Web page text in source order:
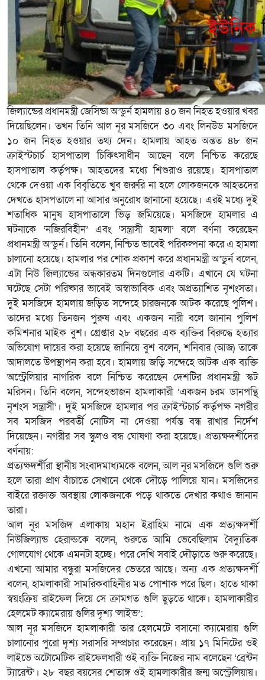
জিল্যান্ডের প্রধানমন্ত্রী জেসিন্ডা অ’ডুর্ন হামলায় ৪০ জন নিহত হওয়ার খবর
দিয়েছিলেন। তখন তিনি আল নূর মসজিদে ৩০ এবং লিনউড মসজিদে
১০ জন নিহত হওয়ার তথ্য দেন। হামলায় আহত অন্তত ৪৮ জন
ক্রাইস্টচার্চ হাসপাতাল চিকিৎসাধীন আছেন বলে নিশ্চিত করেছে
হাসপাতাল কর্তৃপক্ষ। আহতদের মধ্যে শিশুরাও রয়েছে। হাসপাতাল
থেকে দেওয়া এক বিবৃতিতে খুব জরুরি না হলে লোকজনকে আহতদের
দেখতে হাসপতালে না আসার অনুরোধ জানানো হয়েছে। এরই মধ্যে দুই
শতাধিক মানুষ হাসপাতালে ভিড় জমিয়েছে। মসজিদে হামলার এ
ঘটনাকে ‘নজিরবিহীন’ এবং ‘সন্ত্রাসী হামলা’ বলে বর্ণনা করেছেন
প্রধানমন্ত্রী অ’ডুর্ন। তিনি বলেন, নিশ্চিত ভাবেই পরিকল্পনা করে এ হামলা
চালানো হয়েছে। হামলার পর শোক প্রকাশ করে প্রধানমন্ত্রী অ’ডুর্ন বলেন,
এটা নিউ জিল্যান্ডের অন্ধকারতম দিনগুলোর একটি। এখানে যে ঘটনা
ঘটেছে সেটা পরিষ্কার ভাবেই অস্বাভাবিক এবং অপ্রত্যাশিত নৃশংসতা।
দুই মসজিদে হামলায় জড়িত সন্দেহে চারজনকে আটক করেছে পুলিশ।
তাদের মধ্যে তিনজন পুরুষ এবং একজন নারী বলে জানান পুলিশ
কমিশনার মাইক বুশ। গ্রেপ্তার ২৮ বছরের এক ব্যক্তির বিরুদ্ধে হত্যার
অভিযোগ দায়ের করা হয়েছে জানিয়ে বুশ বলেন, শনিবার (আজ) তাকে
আদালতে উপস্থাপন করা হবে। হামলায় জড়ি সন্দেহে আটক এক ব্যক্তি
অস্ট্রেলিয়ার নাগরিক বলে নিশ্চিত করেছেন দেশটির প্রধানমন্ত্রী স্কট
মরিসন। তিনি বলেন, সন্দেহভাজন হামলাকারী ‘একজন চরম ডানপন্থি
নৃশংস সন্ত্রাসী’। দুই মসজিদে হামলার পর ক্রাইস্টচার্চ কর্তৃপক্ষ নগরীর
সব মসজিদ পরবর্তী নোটিস না দেওয়া পর্যন্ত বন্ধ রাখার নির্দেশ
দিয়েছেন। নগরীর সব স্কুলও বন্ধ ঘোষণা করা হয়েছে। প্রত্যক্ষদর্শীদের
বর্ণনায়:
প্রত্যক্ষদর্শীরা স্থানীয় সংবাদমাধ্যমকে বলেন, আল নূর মসজিদে গুলি শুরু
হলে তারা প্রাণ বাঁচাতে সেখানে থেকে দৌড়ে পালিয়ে যান। মসজিদের
বাইরে রক্তাক্ত অবস্থায় লোকজনকে পড়ে থাকতে দেখার কথাও জানান
তারা।
আল নূর মসজিদ এলাকায় মহান ইব্রাহিম নামে এক প্রত্যক্ষদর্শী
নিউজিল্যান্ড হেরাল্ডকে বলেন, শুরুতে আমি ভেবেছিলাম বৈদ্যুতিক
গোলযোগ থেকে এমনটা হচ্ছে। পরে দেখি সবাই দৌড়াতে শুরু করেছে।
এখনো আমার বন্ধুরা মসজিদের ভেতরে আছে। অন্য এক প্রত্যক্ষদর্শী
বলেন, হামলাকারী সামরিকবাহিনীর মত পোশাক পরে ছিল। হাতে থাকা
স্বয়ংক্রিয় রাইফেল দিয়ে সে ক্রামগত গুলি ছুড়তে থাকে। হামলাকারীর
হেলমেট ক্যামেরায় গুলির দৃশ্য ‘লাইভ’:
আল নূর মসজিদে হামলাকারী তার হেলমেটে বসানো ক্যামেরায় গুলি
চালানোর পুরো দৃশ্য সরাসরি সম্প্রচার করেছেন। প্রায় ১৭ মিনিটের ওই
লাইভে অটোমেটিক রাইফেলধারী ওই ব্যক্তি নিজের নাম বলেছেন ‘ব্রেন্টন
ট্যারেন্ট’। ২৮ বছর বয়সের শেতাঙ্গ ওই হামলাকারীর জন্ম অস্ট্রেলিয়ায়।